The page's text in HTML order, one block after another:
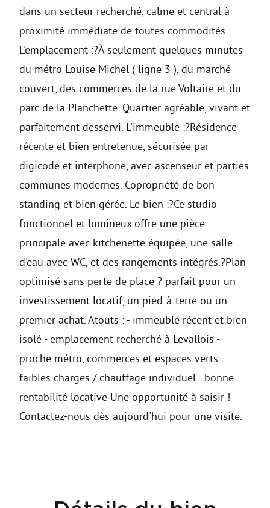
dans un secteur recherché, calme et central à
proximité immédiate de toutes commodités.
L'emplacement :?À seulement quelques minutes
du métro Louise Michel ( ligne 3 ), du marché
couvert, des commerces de la rue Voltaire et du
parc de la Planchette. Quartier agréable, vivant et
parfaitement desservi. L'immeuble :?Résidence
récente et bien entretenue, sécurisée par
digicode et interphone, avec ascenseur et parties
communes modernes. Copropriété de bon
standing et bien gérée. Le bien :?Ce studio
fonctionnel et lumineux offre une pièce
principale avec kitchenette équipée, une salle
d'eau avec WC, et des rangements intégrés.?Plan
optimisé sans perte de place ? parfait pour un
investissement locatif, un pied-à-terre ou un
premier achat. Atouts : - immeuble récent et bien
isolé - emplacement recherché à Levallois -
proche métro, commerces et espaces verts -
faibles charges / chauffage individuel - bonne
rentabilité locative Une opportunité à saisir !
Contactez-nous dès aujourd'hui pour une visite.